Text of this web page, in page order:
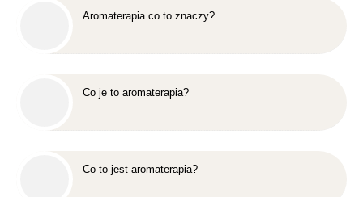
Aromaterapia co to znaczy?
Co je to aromaterapia?
Co to jest aromaterapia?